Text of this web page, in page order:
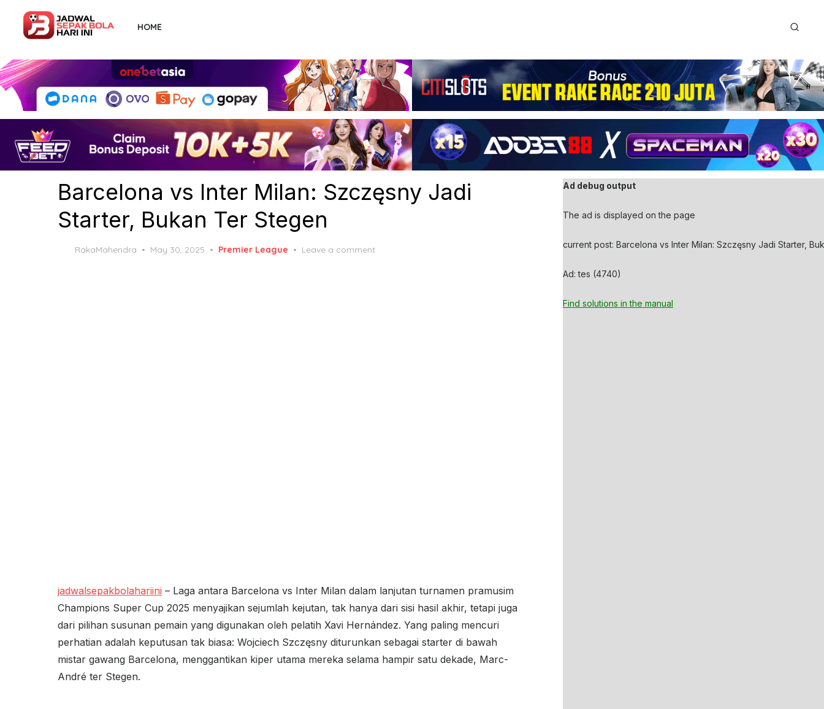
content
HOME
Barcelona vs Inter Milan: Szczęsny Jadi
Starter, Bukan Ter Stegen
RakaMahendra
Posted
May 30, 2025 Premier League Leave a comment
jadwalsepakbolahariini – Laga antara Barcelona vs Inter Milan dalam lanjutan turnamen pramusim
Champions Super Cup 2025 menyajikan sejumlah kejutan, tak hanya dari sisi hasil akhir, tetapi juga
dari pilihan susunan pemain yang digunakan oleh pelatih Xavi Hernández. Yang paling mencuri
perhatian adalah keputusan tak biasa: Wojciech Szczęsny diturunkan sebagai starter di bawah
mistar gawang Barcelona, menggantikan kiper utama mereka selama hampir satu dekade, Marc-
André ter Stegen.
Ad debug output
The ad is displayed on the page
current post: Barcelona vs Inter Milan: Szczęsny Jadi Starter,
Ad: tes (4740)
Find solutions in the manual